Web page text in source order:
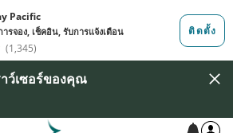
าว์เซอร์ของคุณ